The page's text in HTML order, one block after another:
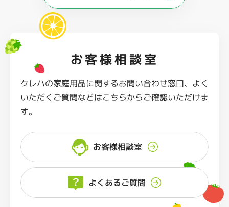
お客様相談室
クレハの家庭用品に関するお問い合わせ窓口、よく
いただくご質問などはこちらからご確認いただけま
す。
お客様相談室
よくあるご質問